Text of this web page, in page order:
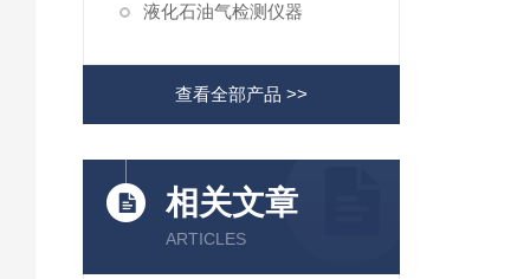
液化石油气检测仪器
查看全部产品 >>
相关文章
ARTICLES